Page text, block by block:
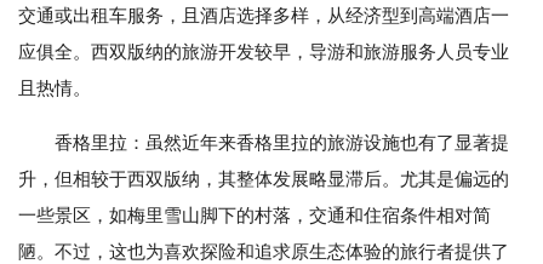
交通或出租车服务，且酒店选择多样，从经济型到高端酒店一
应俱全。西双版纳的旅游开发较早，导游和旅游服务人员专业
且热情。
香格里拉：虽然近年来香格里拉的旅游设施也有了显著提
升，但相较于西双版纳，其整体发展略显滞后。尤其是偏远的
一些景区，如梅里雪山脚下的村落，交通和住宿条件相对简
陋。不过，这也为喜欢探险和追求原生态体验的旅行者提供了